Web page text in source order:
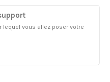
vous allez poser votre